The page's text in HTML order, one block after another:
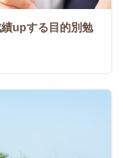
upする目的別勉